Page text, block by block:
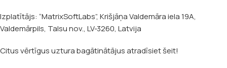
Izplatītājs: “MatrixSoftLabs”, Krišjāņa Valdemāra iela 19A,
Valdemārpils, Talsu nov., LV-3260, Latvija
Citus vērtīgus uztura bagātinātājus atradīsiet šeit!